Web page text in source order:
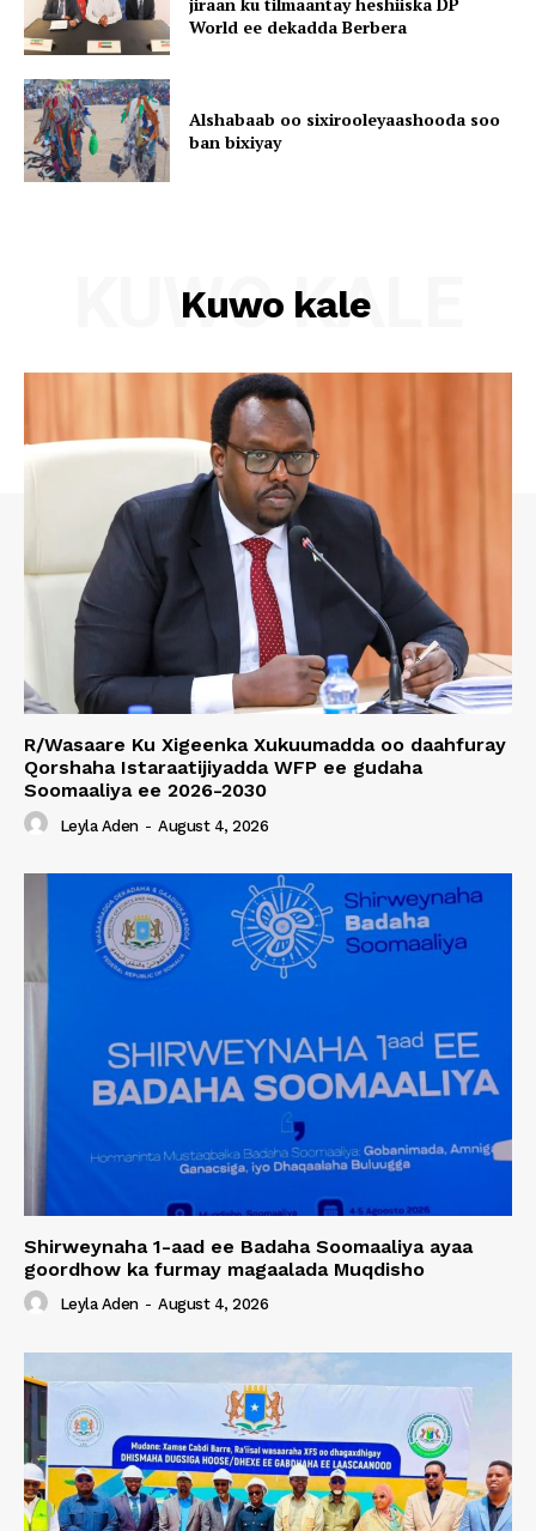
World ee dekadda Berbera
Alshabaab oo sixirooleyaashooda soo
ban bixiyay
Kuwo kale
KUWO KALE
R/Wasaare Ku Xigeenka Xukuumadda oo daahfuray
Qorshaha Istaraatijiyadda WFP ee gudaha
Soomaaliya ee 2026-2030
Leyla Aden - August 4, 2026
Shirweynaha 1-aad ee Badaha Soomaaliya ayaa
goordhow ka furmay magaalada Muqdisho
Leyla Aden - August 4, 2026